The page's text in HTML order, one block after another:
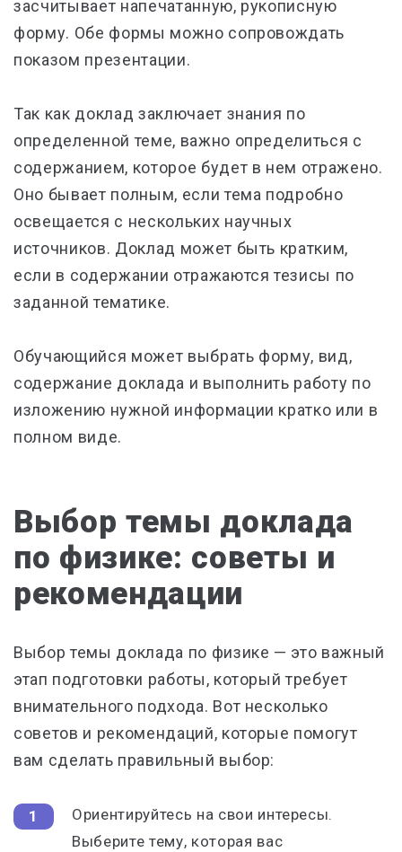
засчитывает напечатанную, рукописную
форму. Обе формы можно сопровождать
показом презентации.
Так как доклад заключает знания по
определенной теме, важно определиться с
содержанием, которое будет в нем отражено.
Оно бывает полным, если тема подробно
освещается с нескольких научных
источников. Доклад может быть кратким,
если в содержании отражаются тезисы по
заданной тематике.
Обучающийся может выбрать форму, вид,
содержание доклада и выполнить работу по
изложению нужной информации кратко или в
полном виде.
Выбор темы доклада
по физике: советы и
рекомендации
Выбор темы доклада по физике — это важный
этап подготовки работы, который требует
внимательного подхода. Вот несколько
советов и рекомендаций, которые помогут
вам сделать правильный выбор:
Ориентируйтесь на свои интересы.
Выберите тему, которая вас